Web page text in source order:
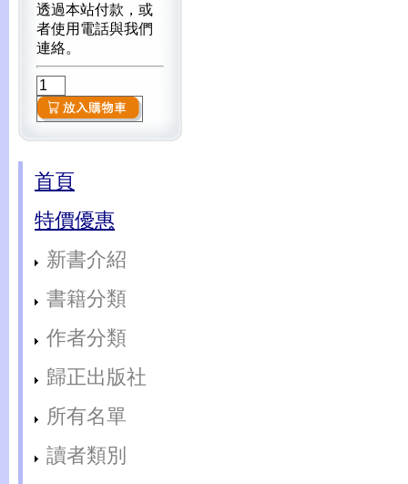
透過本站付款，或
者使用電話與我們
連絡。
首頁
特價優惠
新書介紹
書籍分類
作者分類
歸正出版社
所有名單
讀者類別